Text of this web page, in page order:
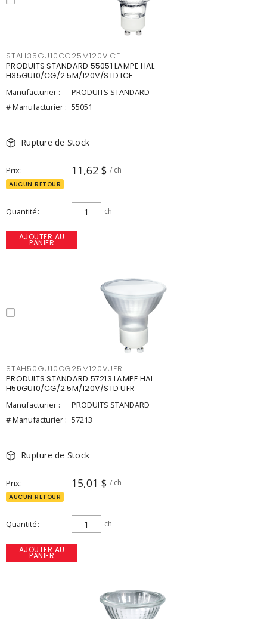
STAH35GU10CG25M120VICE
PRODUITS STANDARD 55051 LAMPE HAL
H35GU10/CG/2.5M/120V/STD ICE
Manufacturier :
PRODUITS STANDARD
# Manufacturier : 55051
Rupture de Stock
Prix 11,62 $ / ch
AUCUN RETOUR
Quantité ch
AJOUTER AU
PANIER
STAH50GU10CG25M120VUFR
PRODUITS STANDARD 57213 LAMPE HAL
H50GU10/CG/2.5M/120V/STD UFR
Manufacturier :
PRODUITS STANDARD
# Manufacturier : 57213
Rupture de Stock
Prix 15,01 $ / ch
AUCUN RETOUR
Quantité ch
AJOUTER AU
PANIER